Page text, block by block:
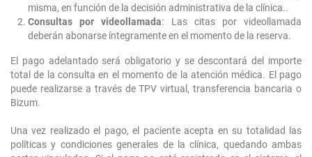
misma, en función de la decisión administrativa de la clínica..
Consultas por videollamada: Las citas por videollamada
deberán abonarse íntegramente en el momento de la reserva.
El pago adelantado será obligatorio y se descontará del importe
total de la consulta en el momento de la atención médica. El pago
puede realizarse a través de TPV virtual, transferencia bancaria o
Bizum.
Una vez realizado el pago, el paciente acepta en su totalidad las
políticas y condiciones generales de la clínica, quedando ambas